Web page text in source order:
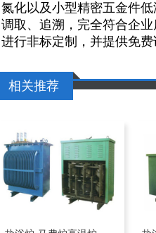
氮化以及小型精密五金件
调取、追溯，完全符合企
进行非标定制，并提供免费
相关推荐